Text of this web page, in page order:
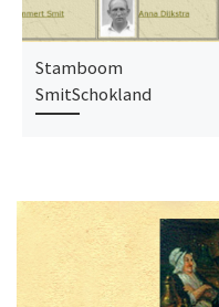
Stamboom
SmitSchokland